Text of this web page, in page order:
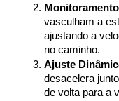
vasculham a
ajustando a
no caminho.
Ajuste
desacelera
de volta para a